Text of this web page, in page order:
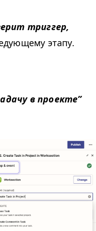
триггер,
этапу.
в проекте”